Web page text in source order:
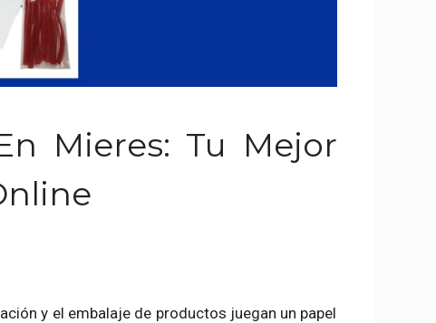
Mieres: Tu Mejor
y el embalaje de productos juegan un papel